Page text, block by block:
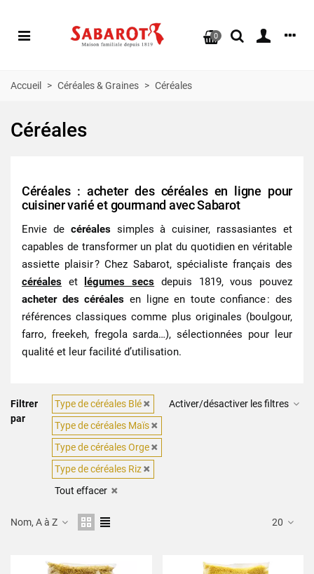
0
Accueil > Céréales & Graines > Céréales
Céréales
Céréales : acheter des céréales en ligne pour
cuisiner varié et gourmand avec Sabarot
Envie de céréalessimples à cuisiner, rassasiantes et
capables de transformer un plat du quotidien en véritable
assiette plaisir ? Chez Sabarot, spécialiste français des
céréales et légumes secs depuis 1819, vous pouvez
acheter des céréales en ligne en toute confiance : des
références classiques comme plus originales (boulgour,
farro, freekeh, fregola sarda…), sélectionnées pour leur
qualité et leur facilité d’utilisation.
Filtrer
par
Type de céréales Blé
Type de céréales Maïs
Type de céréales Orge
Type de céréales Riz
Tout effacer
Activer/désactiver les filtres
Nom, A à Z 20